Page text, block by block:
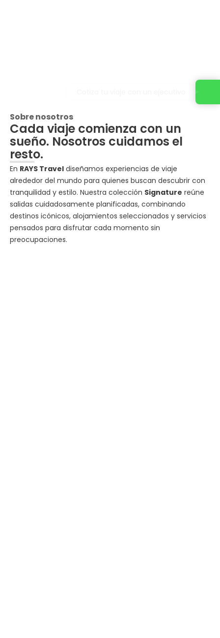
Sobre nosotros
Cada viaje comienza con un
sueño. Nosotros cuidamos el
resto.
En RAYS Travel diseñamos experiencias de viaje
alrededor del mundo para quienes buscan descubrir con
tranquilidad y estilo. Nuestra colección Signature reúne
salidas cuidadosamente planificadas, combinando
destinos icónicos, alojamientos seleccionados y servicios
pensados para disfrutar cada momento sin
preocupaciones.